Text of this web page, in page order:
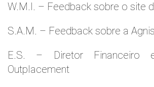
W.M.l. – Feedback sobre o site
S.A.M. – Feedback sobre a Agnis
E.S. – Diretor Financeiro
Outplacement